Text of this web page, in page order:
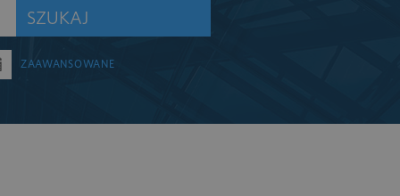
SZUKAJ
ZAAWANSOWANE